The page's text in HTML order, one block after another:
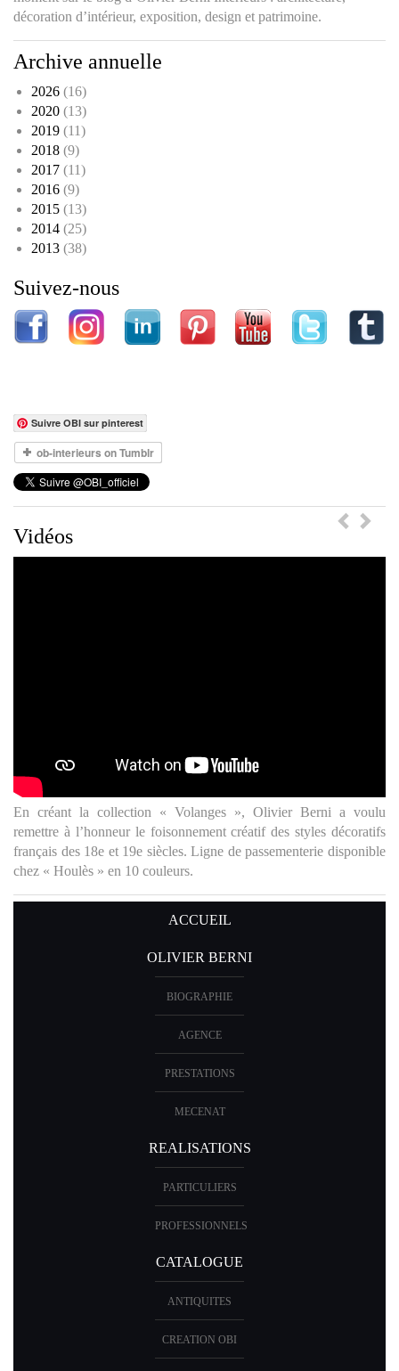
décoration d’intérieur, exposition, design et patrimoine.
Archive annuelle
2026 (16)
2020 (13)
2019 (11)
2018 (9)
2017 (11)
2016 (9)
2015 (13)
2014 (25)
2013 (38)
Suivez-nous
Suivre OBI sur pinterest
Vidéos
En créant la collection « Volanges », Olivier Berni a voulu
remettre à l’honneur le foisonnement créatif des styles décoratifs
français des 18e et 19e siècles. Ligne de passementerie disponible
chez « Houlès » en 10 couleurs.
ACCUEIL
OLIVIER BERNI
BIOGRAPHIE
AGENCE
PRESTATIONS
MECENAT
REALISATIONS
PARTICULIERS
PROFESSIONNELS
CATALOGUE
ANTIQUITES
CREATION OBI